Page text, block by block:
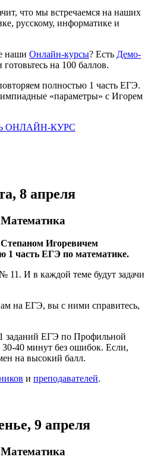
что мы встречаемся на наших
русскому, информатике и
наши Онлайн-курсы? Есть Демо-
на 100 баллов.
полностью 1 часть ЕГЭ.
«параметры» с Игорем
ОНЛАЙН-КУРС
8 апреля
Степаном Игоревичем
1 часть ЕГЭ по математике.
И в каждой теме будут задачи
на ЕГЭ, вы с ними справитесь,
заданий ЕГЭ по Профильной
30-40 минут без ошибок. Если,
на высокий балл.
и преподавателей.
9 апреля